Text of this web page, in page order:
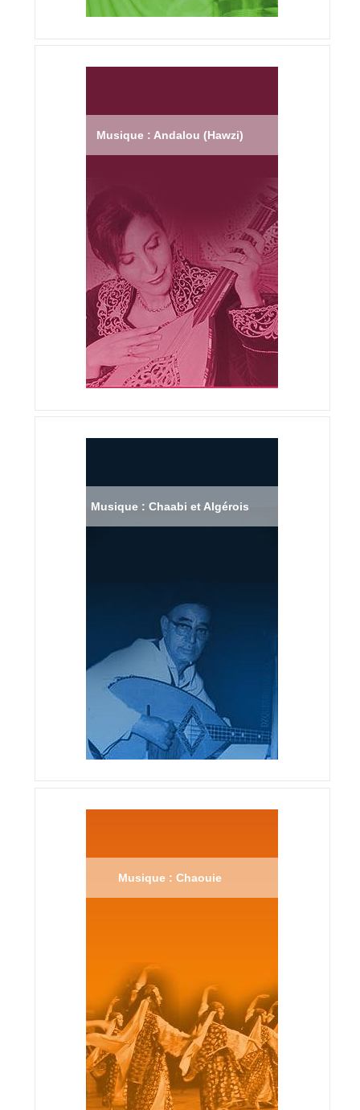
Musique : Andalou (Hawzi)
Musique : Chaabi et Algérois
Musique : Chaouie